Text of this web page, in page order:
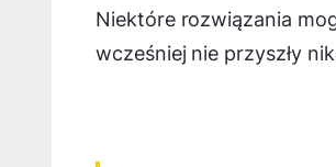
Niektóre rozwiązania
wcześniej nie przyszły